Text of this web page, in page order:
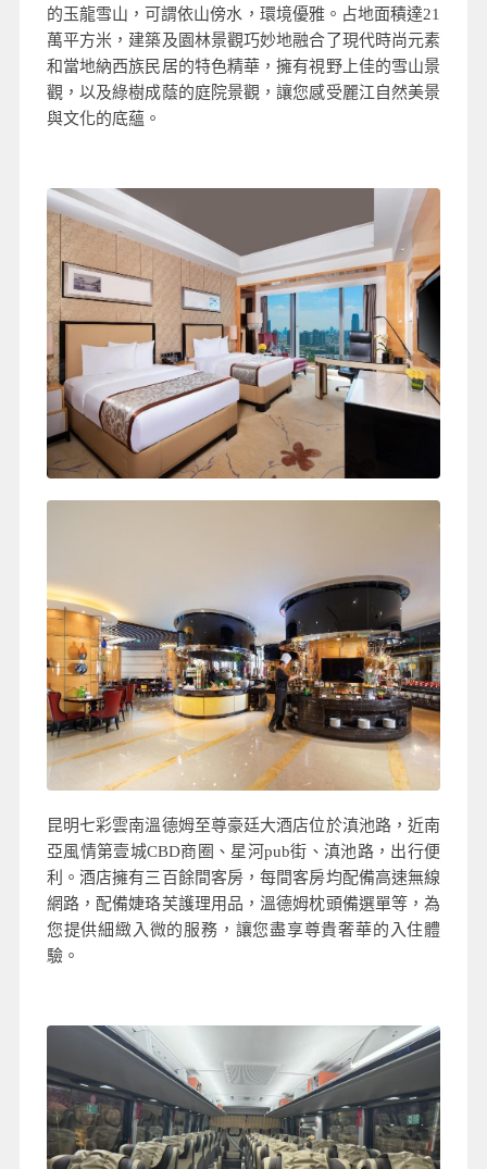
的玉龍雪山，可謂依山傍水，環境優雅。占地面積達21
萬平方米，建築及園林景觀巧妙地融合了現代時尚元素
和當地納西族民居的特色精華，擁有視野上佳的雪山景
觀，以及綠樹成蔭的庭院景觀，讓您感受麗江自然美景
與文化的底蘊。
昆明七彩雲南溫德姆至尊豪廷大酒店位於滇池路，近南
亞風情第壹城CBD商圈、星河pub街、滇池路，出行便
利。酒店擁有三百餘間客房，每間客房均配備高速無線
網路，配備婕珞芙護理用品，溫德姆枕頭備選單等，為
您提供細緻入微的服務，讓您盡享尊貴奢華的入住體
驗。